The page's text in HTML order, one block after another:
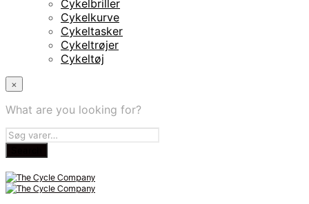
Cykelbriller
Cykelkurve
Cykeltasker
Cykeltrøjer
Cykeltøj
×
What are you looking for?